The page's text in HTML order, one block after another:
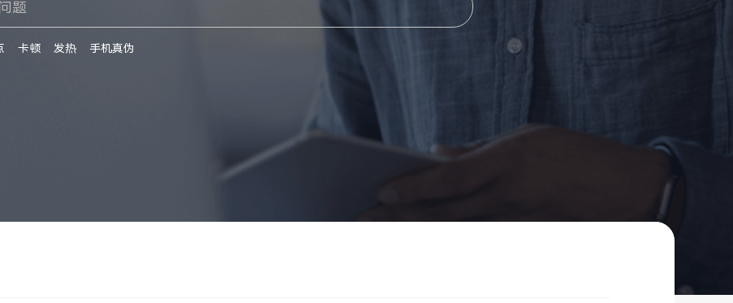
卡顿 发热 手机真伪